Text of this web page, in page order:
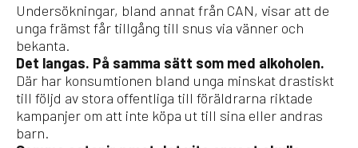
Undersökningar, bland annat från CAN, visar att de
unga främst får tillgång till snus via vänner och
bekanta.
Det langas. På samma sätt som med alkoholen.
Där har konsumtionen bland unga minskat drastiskt
till följd av stora offentliga till föräldrarna riktade
kampanjer om att inte köpa ut till sina eller andras
barn.